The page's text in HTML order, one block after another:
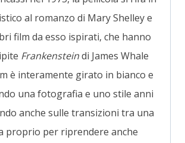
al romanzo di Mary Shelley e
film da esso ispirati, che hanno
Frankensteindi James Whale
è interamente girato in bianco e
una fotografia e uno stile anni
anche sulle transizioni tra una
proprio per riprendere anche